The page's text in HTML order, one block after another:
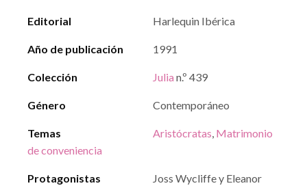
Editorial Harlequin Ibérica
Año de publicación 1991
Colección Julia n.º 439
Género Contemporáneo
Temas Aristócratas, Matrimonio
de conveniencia
Protagonistas
Joss Wycliffe y Eleanor